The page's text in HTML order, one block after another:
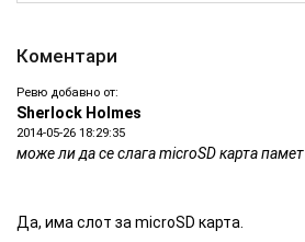
Коментари
Ревю добавно от:
Sherlock Holmes
2014-05-26 18:29:35
може ли да се слага microSD карта памет
Да, има слот за microSD карта.